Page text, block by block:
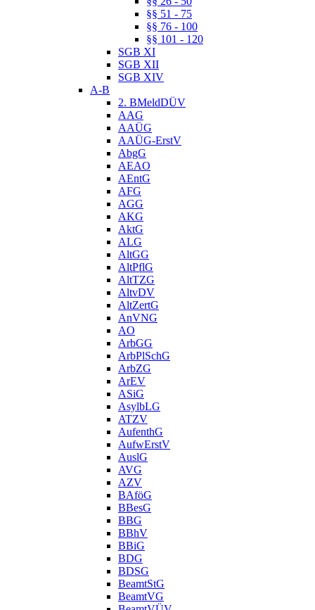
§§ 51 - 75
§§ 76 - 100
§§ 101 - 120
SGB XI
SGB XII
SGB XIV
A-B
2. BMeldDÜV
AAG
AAÜG
AAÜG-ErstV
AbgG
AEAO
AEntG
AFG
AGG
AKG
AktG
ALG
AltGG
AltPflG
AltTZG
AltvDV
AltZertG
AnVNG
AO
ArbGG
ArbPlSchG
ArbZG
ArEV
ASiG
AsylbLG
ATZV
AufenthG
AufwErstV
AuslG
AVG
AZV
BAföG
BBesG
BBG
BBhV
BBiG
BDG
BDSG
BeamtStG
BeamtVG